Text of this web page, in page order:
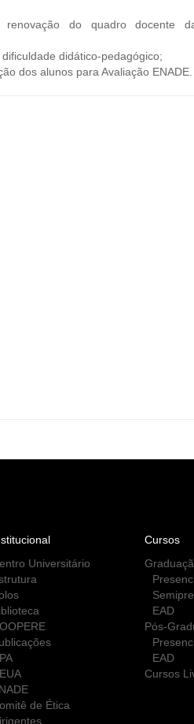
do quadro docente
didático-pedagógico;
dos alunos para Avaliação ENADE.
Universitário
de Ética
Cursos
EAD
Pós-
EAD
Cursos